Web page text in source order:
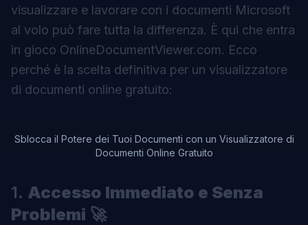
visualizzare e lavorare con i documenti Microsoft
al volo può fare tutta la differenza. È qui che entra
in gioco OnlineDocumentViewer.com. Ecco
perché è la scelta definitiva per un visualizzatore
di documenti online gratuito:
Sblocca il Potere dei Tuoi Documenti con un Visualizzatore di
Documenti Online Gratuito
1. Accesso Immediato e Senza
Problemi 🚀